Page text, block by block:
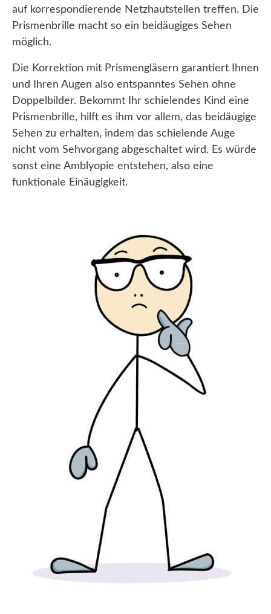
auf korrespondierende Netzhautstellen treffen. Die
Prismenbrille macht so ein beidäugiges Sehen
möglich.
Die Korrektion mit Prismengläsern garantiert Ihnen
und Ihren Augen also entspanntes Sehen ohne
Doppelbilder. Bekommt Ihr schielendes Kind eine
Prismenbrille, hilft es ihm vor allem, das beidäugige
Sehen zu erhalten, indem das schielende Auge
nicht vom Sehvorgang abgeschaltet wird. Es würde
sonst eine Amblyopie entstehen, also eine
funktionale Einäugigkeit.